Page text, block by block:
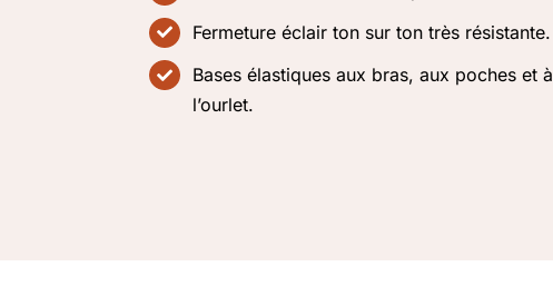
Fermeture éclair ton sur ton très résistante.
Bases élastiques aux bras, aux poches et à
l’ourlet.